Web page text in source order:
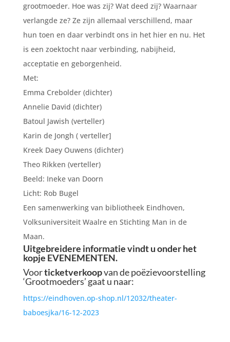
grootmoeder. Hoe was zij? Wat deed zij? Waarnaar
verlangde ze? Ze zijn allemaal verschillend, maar
hun toen en daar verbindt ons in het hier en nu. Het
is een zoektocht naar verbinding, nabijheid,
acceptatie en geborgenheid.
Met:
Emma Crebolder (dichter)
Annelie David (dichter)
Batoul Jawish (verteller)
Karin de Jongh ( verteller]
Kreek Daey Ouwens (dichter)
Theo Rikken (verteller)
Beeld: Ineke van Doorn
Licht: Rob Bugel
Een samenwerking van bibliotheek Eindhoven,
Volksuniversiteit Waalre en Stichting Man in de
Maan.
Uitgebreidere informatie vindt u onder het
kopje EVENEMENTEN.
Voorticketverkoopvan de poëzievoorstelling
‘Grootmoeders’ gaat u naar:
https://eindhoven.op-shop.nl/12032/theater-
baboesjka/16-12-2023